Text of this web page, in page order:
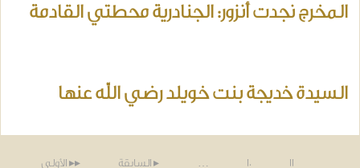
المخرج نجدت أنزور: الجنادرية محطتي القادمة
السيدة خديجة بنت خويلد رضي الله عنها
▸▸ الأولى ▸ السابقة